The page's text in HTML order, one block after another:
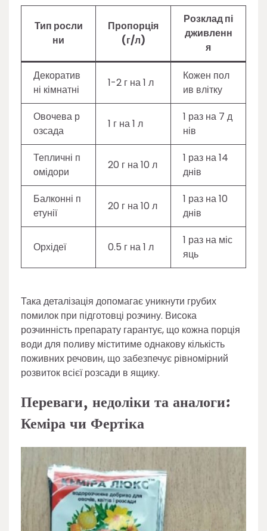
Тип росли
ни
Пропорція
(г/л)
Розклад пі
дживленн
я
Декоратив
ні кімнатні
1-2 г на 1 л
Кожен пол
ив влітку
Овочева р
озсада
1 г на 1 л
1 раз на 7 д
нів
Тепличні п
омідори
20 г на 10 л
1 раз на 14
днів
Балконні п
етунії
20 г на 10 л
1 раз на 10
днів
Орхідеї 0.5 г на 1 л
1 раз на міс
яць
Така деталізація допомагає уникнути грубих
помилок при підготовці розчину. Висока
розчинність препарату гарантує, що кожна порція
води для поливу міститиме однакову кількість
поживних речовин, що забезпечує рівномірний
розвиток всієї розсади в ящику.
Переваги, недоліки та аналоги:
Кеміра чи Фертіка